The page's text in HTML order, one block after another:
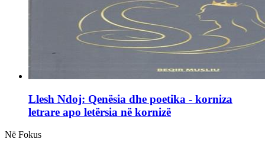
Llesh Ndoj: Qenësia dhe poetika - korniza
letrare apo letërsia në kornizë
Në Fokus